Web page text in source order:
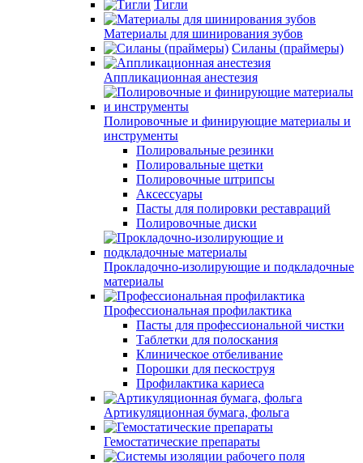
Тигли
Материалы для шинирования зубов
Силаны (праймеры)
Аппликационная анестезия
Полировочные и финирующие материалы и
инструменты
Полировальные резинки
Полировальные щетки
Полировочные штрипсы
Аксессуары
Пасты для полировки реставраций
Полировочные диски
Прокладочно-изолирующие и подкладочные
материалы
Профессиональная профилактика
Пасты для профессиональной чистки
Таблетки для полоскания
Клиническое отбеливание
Порошки для пескоструя
Профилактика кариеса
Артикуляционная бумага, фольга
Гемостатические препараты